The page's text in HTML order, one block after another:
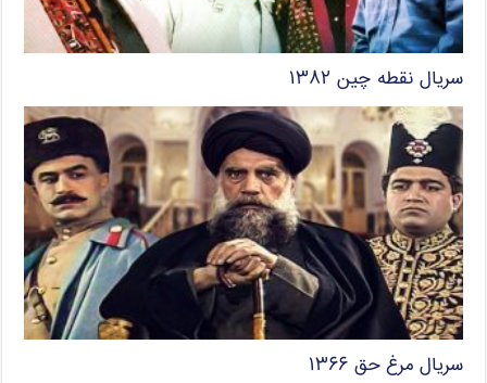
سریال نقطه چین ۱۳۸۲
سریال مرغ حق ۱۳۶۶